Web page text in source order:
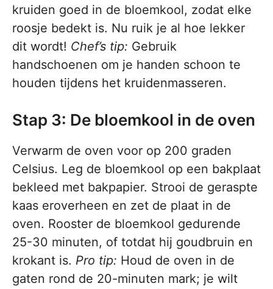
kruiden goed in de bloemkool, zodat elke
roosje bedekt is. Nu ruik je al hoe lekker
dit wordt! Chef’s tip: Gebruik
handschoenen om je handen schoon te
houden tijdens het kruidenmasseren.
Stap 3: De bloemkool in de oven
Verwarm de oven voor op 200 graden
Celsius. Leg de bloemkool op een bakplaat
bekleed met bakpapier. Strooi de geraspte
kaas eroverheen en zet de plaat in de
oven. Rooster de bloemkool gedurende
25-30 minuten, of totdat hij goudbruin en
krokant is. Pro tip: Houd de oven in de
gaten rond de 20-minuten mark; je wilt